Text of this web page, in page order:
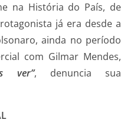
na História do País, de
já era desde a
ainda no período
com Gilmar Mendes,
ver”, denuncia sua